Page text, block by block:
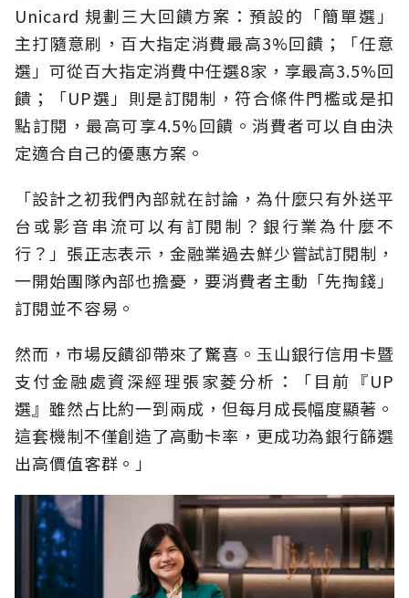
Unicard 規劃三大回饋方案：預設的「簡單選」
主打隨意刷，百大指定消費最高3%回饋；「任意
選」可從百大指定消費中任選8家，享最高3.5%回
饋；「UP選」則是訂閱制，符合條件門檻或是扣
點訂閱，最高可享4.5%回饋。消費者可以自由決
定適合自己的優惠方案。
「設計之初我們內部就在討論，為什麼只有外送平
台或影音串流可以有訂閱制？銀行業為什麼不
行？」張正志表示，金融業過去鮮少嘗試訂閱制，
一開始團隊內部也擔憂，要消費者主動「先掏錢」
訂閱並不容易。
然而，市場反饋卻帶來了驚喜。玉山銀行信用卡暨
支付金融處資深經理張家菱分析：「目前『UP
選』雖然占比約一到兩成，但每月成長幅度顯著。
這套機制不僅創造了高動卡率，更成功為銀行篩選
出高價值客群。」